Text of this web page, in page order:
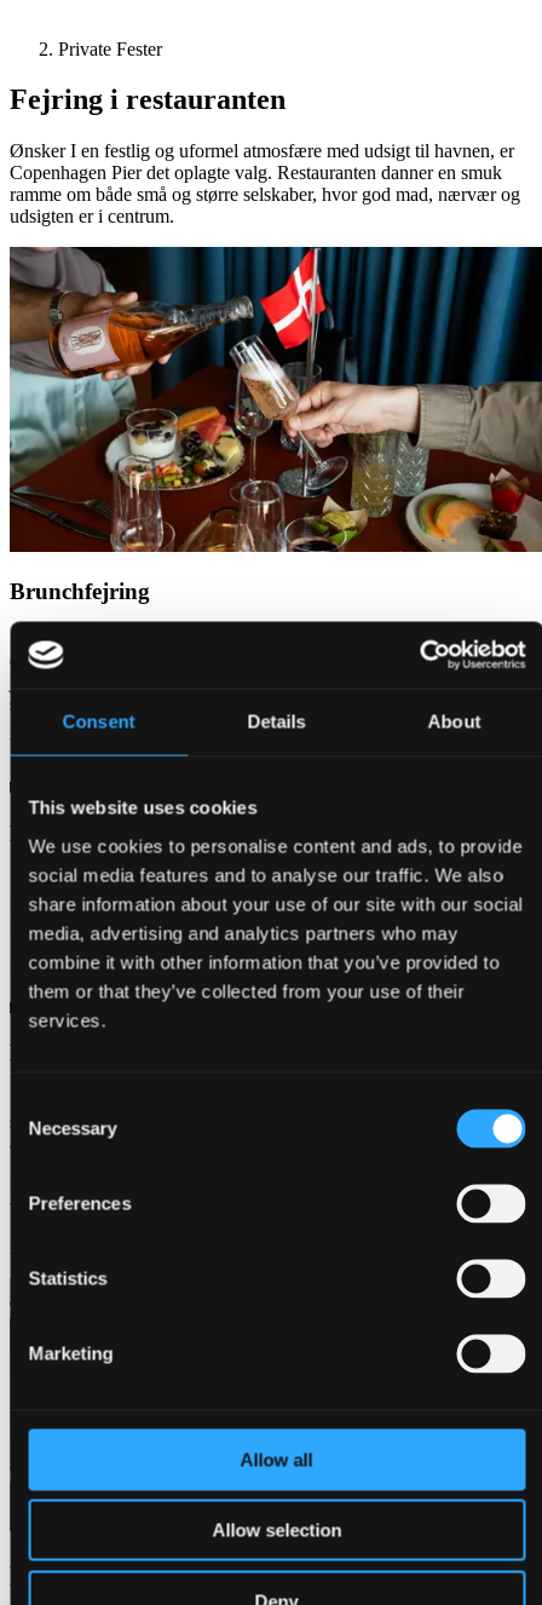
Consent Details About
This website uses cookies
We use cookies to personalise content and ads, to provide
social media features and to analyse our traffic. We also
share information about your use of our site with our social
media, advertising and analytics partners who may
combine it with other information that you’ve provided to
them or that they’ve collected from your use of their
services.
Selection
Necessary
Preferences
Statistics
Marketing
Allow all
Allow selection
Deny
Private Fester
Fejring i restauranten
Ønsker I en festlig og uformel atmosfære med udsigt til havnen, er
Copenhagen Pier det oplagte valg. Restauranten danner en smuk
ramme om både små og større selskaber, hvor god mad, nærvær og
udsigten er i centrum.
Brunchfejring
Start dagen med en hyggelig brunch sammen med familie, venner
eller kolleger. En brunchfejring er ideel til fødselsdage, barnedåb,
stemning og god tid til at være sammen.
brunch
Frokostselskab
Saml gæsterne til en velsmagende frokost ved vandet.
Frokostarrangementer passer perfekt til alt fra konfirmationer og
familiefester til receptioner og mindre fejringer.
frokost
Middagsselskab
smagfulde menuer, nøje udvalgte vine og en stemningsfuld
atmosfære, der gør aftenen til noget særligt.
Har I særlige ønsker til menu, bordopstilling eller afvikling, hjælper
vi gerne med at skræddersy arrangementet.
middag
Festpakker og privat lokale